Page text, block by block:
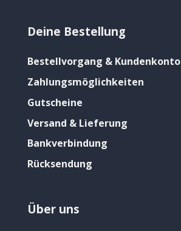
Deine Bestellung
Bestellvorgang & Kundenkonto
Zahlungsmöglichkeiten
Gutscheine
Versand & Lieferung
Bankverbindung
Rücksendung
Über uns